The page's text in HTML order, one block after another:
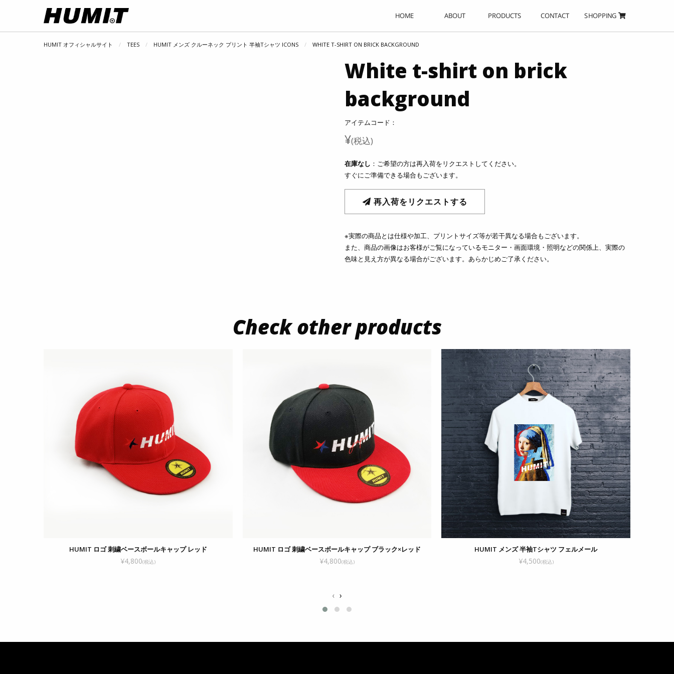
HOME ABOUT PRODUCTS CONTACT SHOPPING
HUMIT オフィシャルサイト TEES HUMIT メンズ クルーネック プリント 半袖Tシャツ ICONS WHITE T-SHIRT ON BRICK BACKGROUND
White t-shirt on brick
background
アイテムコード：
¥(税込)
在庫なし ：ご希望の方は再入荷をリクエストしてください。
すぐにご準備できる場合もございます。
再入荷をリクエストする
※実際の商品とは仕様や加工、プリントサイズ等が若干異なる場合もございます。
また、商品の画像はお客様がご覧になっているモニター・画面環境・照明などの関係上、実際の
色味と見え方が異なる場合がございます。あらかじめご了承ください。
Check other products
HUMIT ロゴ 刺繍ベースボールキャップ レッド
¥4,800(税込)
HUMIT ロゴ 刺繍ベースボールキャップ ブラック×レッド
¥4,800(税込)
HUMIT メンズ 半袖Tシャツ フェルメール
¥4,500(税込)
‹ ›